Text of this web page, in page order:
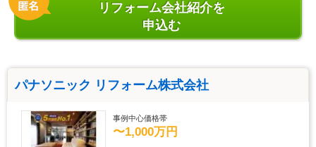
リフォーム会社紹介を
申込む
パナソニック リフォーム株式会社
事例中心価格帯
〜1,000万円